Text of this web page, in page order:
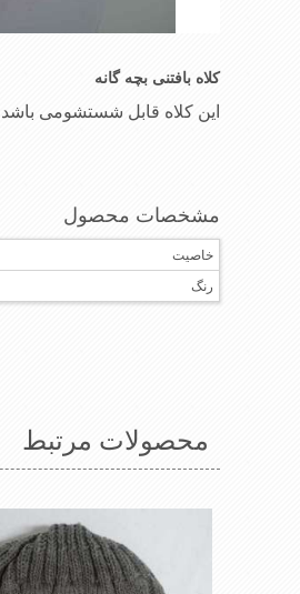
کلاه بافتنی بچه گانه
این کلاه قابل شستشومی باشد
مشخصات محصول
خاصیت
رنگ
محصولات مرتبط